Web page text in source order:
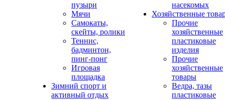
пузыри
Мячи
Самокаты,
скейты, ролики
Теннис,
бадминтон,
пинг-понг
Игровая
площадка
Зимний спорт и
активный отдых
насекомых
Хозяйственные
Прочие
хозяйственные
пластиковые
изделия
Прочие
хозяйственные
товары
Ведра, тазы
пластиковые